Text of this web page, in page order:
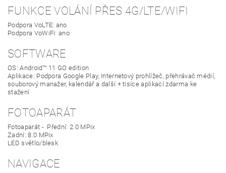
FUNKCE VOLÁNÍ PŘES 4G/LTE/WIFI
Podpora VoLTE: ano
Podpora VoWiFi: ano
SOFTWARE
OS: Android™ 11 GO edition
Aplikace: Podpora Google Play, Internetový prohlížeč, přehrávač médií,
souborový manažer, kalendář a další + tisíce aplikací zdarma ke
stažení
FOTOAPARÁT
Fotoaparát - Přední: 2.0 MPix
Zadní: 8.0 MPix
LED světlo/blesk
NAVIGACE